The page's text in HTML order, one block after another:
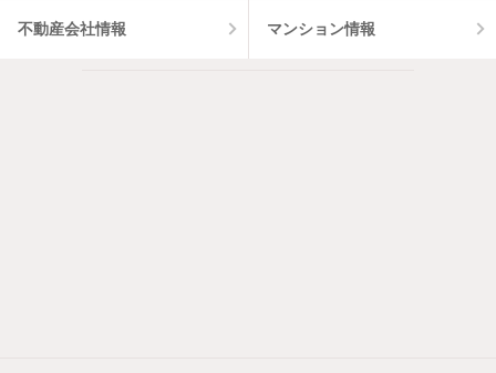
不動産会社情報 マンション情報